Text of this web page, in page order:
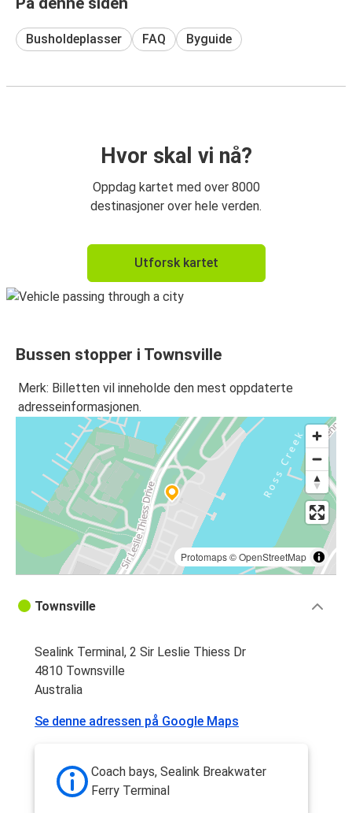
Busholdeplasser FAQ Byguide
Hvor skal vi nå?
Oppdag kartet med over 8000
destinasjoner over hele verden.
Utforsk kartet
Bussen stopper i Townsville
Merk: Billetten vil inneholde den mest oppdaterte
adresseinformasjonen.
Protomaps©OpenStreetMap
Townsville
Sealink Terminal, 2 Sir Leslie Thiess Dr
4810 Townsville
Australia
Se denne adressen på Google Maps
Coach bays, Sealink Breakwater
Ferry Terminal